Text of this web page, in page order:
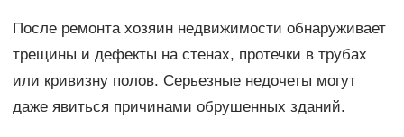
После ремонта хозяин недвижимости обнаруживает
трещины и дефекты на стенах, протечки в трубах
или кривизну полов. Серьезные недочеты могут
даже явиться причинами обрушенных зданий.